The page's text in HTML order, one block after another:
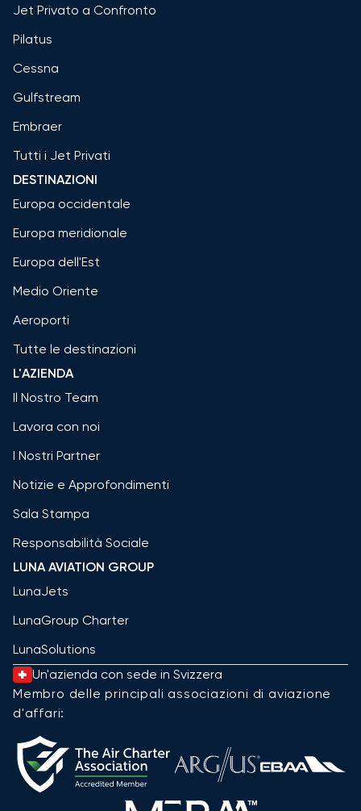
Jet Privato a Confronto
Pilatus
Cessna
Gulfstream
Embraer
Tutti i Jet Privati
DESTINAZIONI
Europa occidentale
Europa meridionale
Europa dell'Est
Medio Oriente
Aeroporti
Tutte le destinazioni
L'AZIENDA
Il Nostro Team
Lavora con noi
I Nostri Partner
Notizie e Approfondimenti
Sala Stampa
Responsabilità Sociale
LUNA AVIATION GROUP
LunaJets
LunaGroup Charter
LunaSolutions
Un'azienda con sede in Svizzera
Membro delle principali associazioni di aviazione
d'affari: